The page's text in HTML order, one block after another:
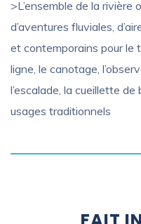
>L’ensemble de la
d’aventures fluviales,
et contemporains pour le
ligne, le canotage,
l’escalade, la cueillette de
usages traditionnels